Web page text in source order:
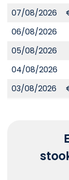
07/08/2026
06/08/2026
05/08/2026
04/08/2026
03/08/2026